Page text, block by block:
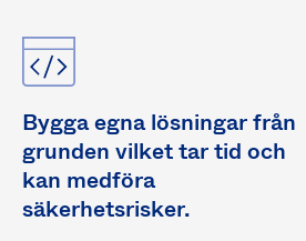
Bygga egna lösningar från
grunden vilket tar tid och
kan medföra
säkerhetsrisker.